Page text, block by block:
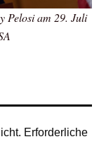
Pelosi am 29. Juli
Erforderliche